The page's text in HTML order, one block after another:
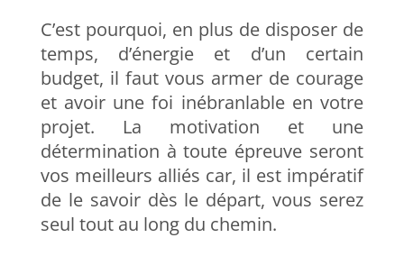
C’est pourquoi, en plus de disposer de
temps, d’énergie et d’un certain
budget, il faut vous armer de courage
et avoir une foi inébranlable en votre
projet. La motivation et une
détermination à toute épreuve seront
vos meilleurs alliés car, il est impératif
de le savoir dès le départ, vous serez
seul tout au long du chemin.